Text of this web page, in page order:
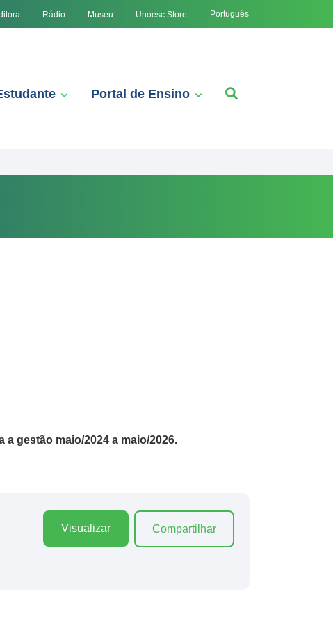
Rádio Museu Unoesc Store Português
Portal de Ensino
gestão maio/2024 a maio/2026.
Visualizar Compartilhar